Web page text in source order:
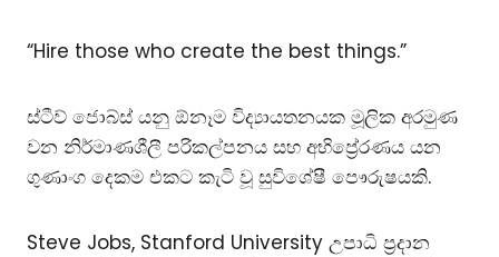
“Hire those who create the best things.”
ස්ටීව් ජොබ්ස් යනු ඕනෑම විද්‍යායතනයක මූලික අරමුණ
වන නිර්මාණශීලී පරිකල්පනය සහ අභිප්‍රේරණය යන
ගුණාංග දෙකම එකට කැටි වූ සුවිශේෂී පෞරුෂයකි.
Steve Jobs, Stanford University උපාධි ප්‍රදාන